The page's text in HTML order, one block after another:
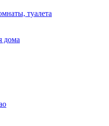
туалета
дома